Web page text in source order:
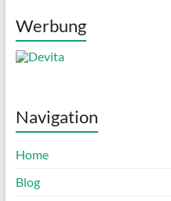
Werbung
Navigation
Home
Blog